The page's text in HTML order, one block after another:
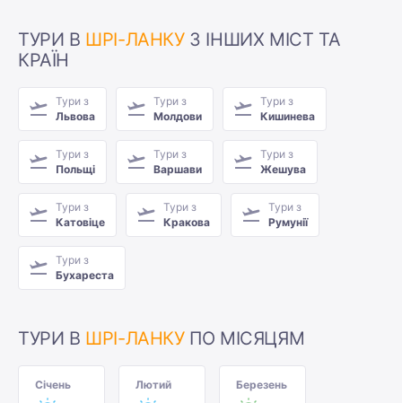
ТУРИ В ШРІ-ЛАНКУЗ ІНШИХ МІСТ ТА
КРАЇН
Тури з
Львова
Тури з
Молдови
Тури з
Кишинева
Тури з
Польщі
Тури з
Варшави
Тури з
Жешува
Тури з
Катовіце
Тури з
Кракова
Тури з
Румунії
Тури з
Бухареста
ТУРИ В ШРІ-ЛАНКУПО МІСЯЦЯМ
Січень
Лютий
Березень